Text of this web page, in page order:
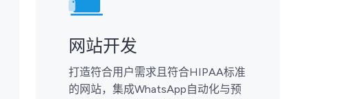
网站开发
打造符合用户需求且符合HIPAA标准
的网站，集成WhatsApp自动化与预